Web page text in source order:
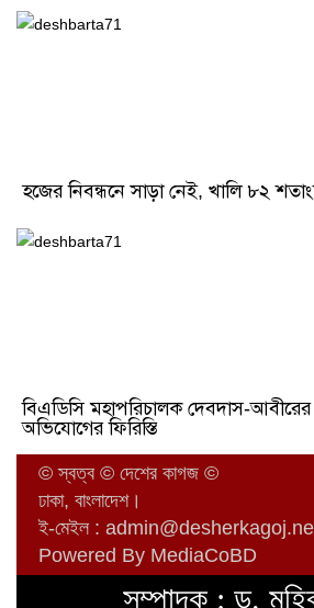
হজের নিবন্ধনে সাড়া নেই, খালি ৮২
বিএডিসি মহাপরিচালক দেবদাস-
অভিযোগের ফিরিস্তি
© স্বত্ব © দেশের কাগজ ©
ঢাকা, বাংলাদেশ।
ই-মেইল :
Powered By MediaCoBD
সম্পাদক : ড.